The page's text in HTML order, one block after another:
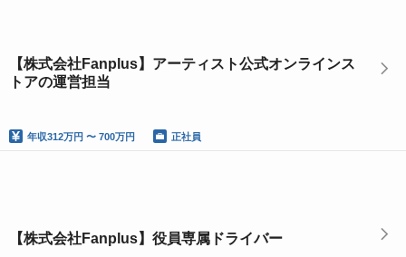
【株式会社Fanplus】アーティスト公式オンラインス
トアの運営担当
年収312万円 〜 700万円 正社員
【株式会社Fanplus】役員専属ドライバー